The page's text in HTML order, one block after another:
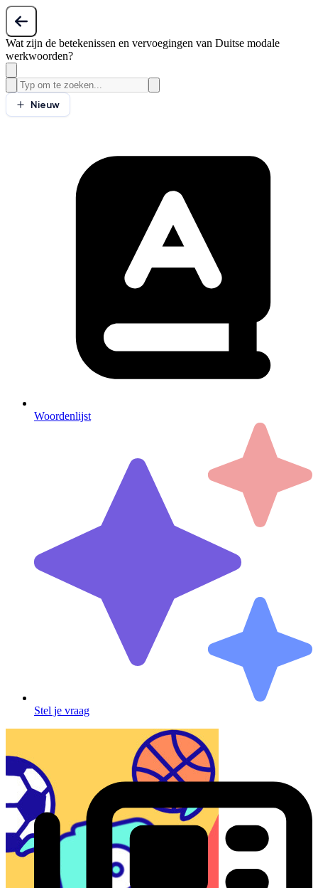
Wat zijn de betekenissen en vervoegingen van Duitse modale
werkwoorden?
Nieuw
Woordenlijst
Stel je vraag